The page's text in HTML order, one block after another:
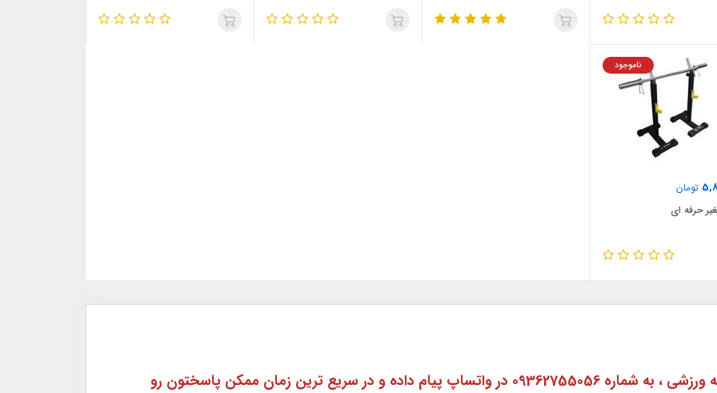
تومان
ناموجود
حرفه ای
برای گرفتن راهنمایی در مورد هر نوع وسیله ورزشی ، به شماره 09362755056 در واتساپ پیام داده و در سریع ترین زمان ممکن پاسختون رو